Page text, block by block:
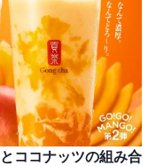
ココナッツの組み合